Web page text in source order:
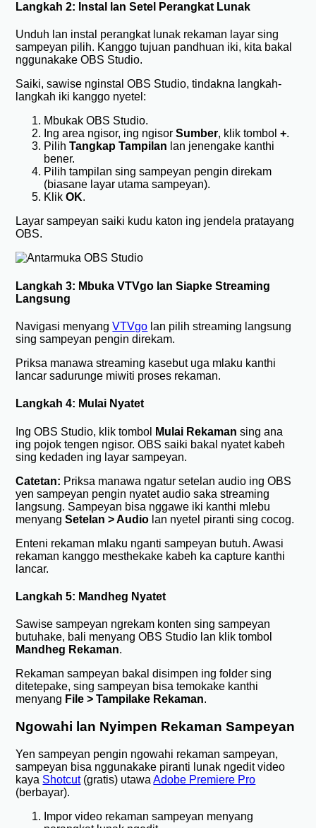
Langkah 2: Instal lan Setel Perangkat Lunak
Unduh lan instal perangkat lunak rekaman layar sing
sampeyan pilih. Kanggo tujuan pandhuan iki, kita bakal
nggunakake OBS Studio.
Saiki, sawise nginstal OBS Studio, tindakna langkah-
langkah iki kanggo nyetel:
Mbukak OBS Studio.
Ing area ngisor, ing ngisorSumber, klik tombol+.
PilihTangkap Tampilan lan jenengake kanthi
bener.
Pilih tampilan sing sampeyan pengin direkam
(biasane layar utama sampeyan).
KlikOK.
Layar sampeyan saiki kudu katon ing jendela pratayang
OBS.
Langkah 3: Mbuka VTVgo lan Siapke Streaming
Langsung
Navigasi menyangVTVgo lan pilih streaming langsung
sing sampeyan pengin direkam.
Priksa manawa streaming kasebut uga mlaku kanthi
lancar sadurunge miwiti proses rekaman.
Langkah 4: Mulai Nyatet
Ing OBS Studio, klik tombol Mulai Rekaman sing ana
ing pojok tengen ngisor. OBS saiki bakal nyatet kabeh
sing kedaden ing layar sampeyan.
Catetan: Priksa manawa ngatur setelan audio ing OBS
yen sampeyan pengin nyatet audio saka streaming
langsung. Sampeyan bisa nggawe iki kanthi mlebu
menyangSetelan > Audio lan nyetel piranti sing cocog.
Enteni rekaman mlaku nganti sampeyan butuh. Awasi
rekaman kanggo mesthekake kabeh ka capture kanthi
lancar.
Langkah 5: Mandheg Nyatet
Sawise sampeyan ngrekam konten sing sampeyan
butuhake, bali menyang OBS Studio lan klik tombol
Mandheg Rekaman.
Rekaman sampeyan bakal disimpen ing folder sing
ditetepake, sing sampeyan bisa temokake kanthi
menyang File > Tampilake Rekaman.
Ngowahi lan Nyimpen Rekaman Sampeyan
Yen sampeyan pengin ngowahi rekaman sampeyan,
sampeyan bisa nggunakake piranti lunak ngedit video
kaya Shotcut(gratis) utawaAdobe Premiere Pro
(berbayar).
Impor video rekaman sampeyan menyang